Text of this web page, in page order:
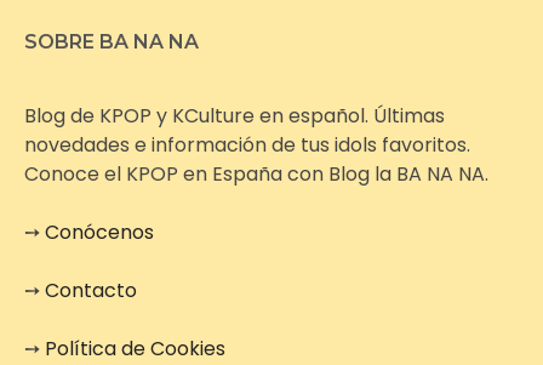
SOBRE BA NA NA
Blog de KPOP y KCulture en español. Últimas
novedades e información de tus idols favoritos.
Conoce el KPOP en España con Blog la BA NA NA.
➙Conócenos
➙Contacto
➙ Política de Cookies